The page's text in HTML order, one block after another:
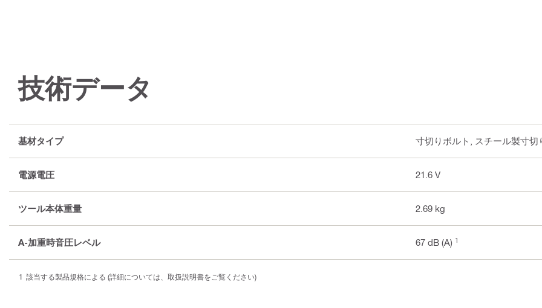
技術データ
基材タイプ 寸切りボルト, スチール製寸
電源電圧 21.6 V
ツール本体重量 2.69 kg
A-加重時音圧レベル 67 dB (A) 1
該当する製品規格による (詳細については、取扱説明書をご覧ください)